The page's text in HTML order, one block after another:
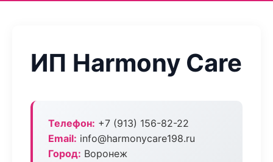
ИП Harmony Care
Телефон: +7 (913) 156-82-22
Email: info@harmonycare198.ru
Город: Воронеж